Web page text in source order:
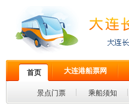
首页 大连港船票网
景点门票 乘船须知